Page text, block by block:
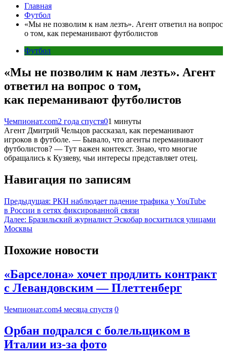
Главная
Футбол
«Мы не позволим к нам лезть». Агент ответил на вопрос
о том, как переманивают футболистов
Футбол
«Мы не позволим к нам лезть». Агент
ответил на вопрос о том,
как переманивают футболистов
Чемпионат.com2 года спустя01 минуты
Агент Дмитрий Чельцов рассказал, как переманивают
игроков в футболе. — Бывало, что агенты переманивают
футболистов? — Тут важен контекст. Знаю, что многие
обращались к Кузяеву, чьи интересы представляет отец.
Навигация по записям
Предыдущая: РКН наблюдает падение трафика у YouTube
в России в сетях фиксированной связи
Далее: Бразильский журналист Эскобар восхитился улицами
Москвы
Похожие новости
«Барселона» хочет продлить контракт
с Левандовским — Плеттенберг
Чемпионат.com4 месяца спустя 0
Орбан подрался с болельщиком в
Италии из-за фото